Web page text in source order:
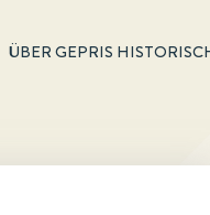
ÜBER GEPRIS